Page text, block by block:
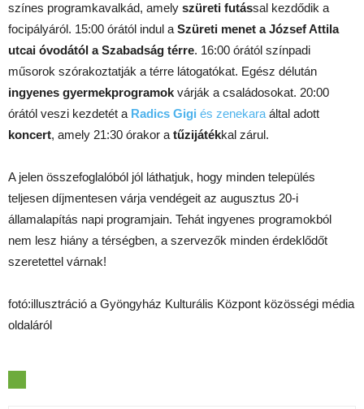
színes programkavalkád, amely szüreti futással kezdődik a
focipályáról. 15:00 órától indul a Szüreti menet a József Attila
utcai óvodától a Szabadság térre. 16:00 órától színpadi
műsorok szórakoztatják a térre látogatókat. Egész délután
ingyenes gyermekprogramok várják a családosokat. 20:00
órától veszi kezdetét a Radics Gigi és zenekara által adott
koncert, amely 21:30 órakor a tűzijátékkal zárul.
A jelen összefoglalóból jól láthatjuk, hogy minden település
teljesen díjmentesen várja vendégeit az augusztus 20-i
államalapítás napi programjain. Tehát ingyenes programokból
nem lesz hiány a térségben, a szervezők minden érdeklődőt
szeretettel várnak!
fotó:illusztráció a Gyöngyház Kulturális Központ közösségi média
oldaláról